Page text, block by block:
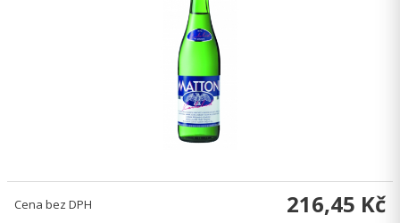
Cena bez DPH 216,45 Kč